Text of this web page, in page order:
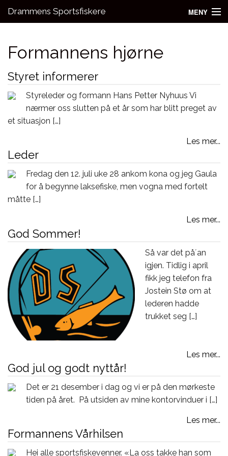
Drammens Sportsfiskere MENY
Aktivitetsgrupper
Utleie
Bli medlem!
Fiske
Formannens hjørne
Styret informerer
Styreleder og formann Hans Petter Nyhuus Vi
nærmer oss slutten på et år som har blitt preget av
et situasjon […]
Les mer...
Leder
Fredag den 12. juli uke 28 ankom kona og jeg Gaula
for å begynne laksefiske, men vogna med fortelt
måtte […]
Les mer...
God Sommer!
Så var det på´an
igjen. Tidlig i april
fikk jeg telefon fra
Jostein Stø om at
lederen hadde
trukket seg […]
Les mer...
God jul og godt nyttår!
Det er 21 desember i dag og vi er på den mørkeste
tiden på året. På utsiden av mine kontorvinduer i […]
Les mer...
Formannens Vårhilsen
Hei alle sportsfiskevenner. «La oss takke han som